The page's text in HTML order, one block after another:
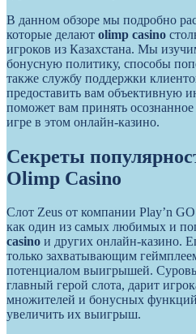
В данном обзоре мы подробно
которые делают olimp casino
игроков из Казахстана. Мы
бонусную политику, способы
также службу поддержки
предоставить вам объективную
поможет вам принять
игре в этом онлайн-казино.
Секреты
Olimp Casino
Слот Zeus от компании Play’n
как один из самых любимых и
casino и других онлайн-казино.
только захватывающим
потенциалом выигрышей.
главный герой слота, дарит
множителей и бонусных
увеличить их выигрыш.